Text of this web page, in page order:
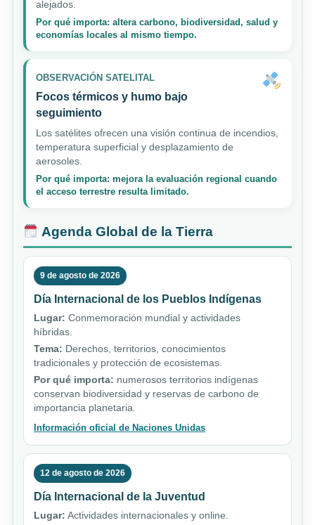
alejados.
Por qué importa: altera carbono, biodiversidad, salud y
economías locales al mismo tiempo.
OBSERVACIÓN SATELITAL
Focos térmicos y humo bajo
seguimiento
Los satélites ofrecen una visión continua de incendios,
temperatura superficial y desplazamiento de
aerosoles.
Por qué importa: mejora la evaluación regional cuando
el acceso terrestre resulta limitado.
Agenda Global de la Tierra
9 de agosto de 2026
Día Internacional de los Pueblos Indígenas
Lugar: Conmemoración mundial y actividades
híbridas.
Tema: Derechos, territorios, conocimientos
tradicionales y protección de ecosistemas.
Por qué importa: numerosos territorios indígenas
conservan biodiversidad y reservas de carbono de
importancia planetaria.
Información oficial de Naciones Unidas
12 de agosto de 2026
Día Internacional de la Juventud
Lugar: Actividades internacionales y online.